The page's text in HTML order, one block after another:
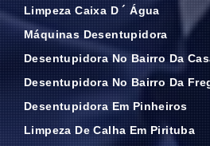
Limpeza Caixa D ´ Água
Máquinas Desentupidora
Desentupidora No Bairro Da
Desentupidora No Bairro Da
Desentupidora Em Pinheiros
Limpeza De Calha Em Pirituba